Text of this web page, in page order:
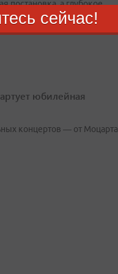
постановка, а глубокое
легендарным
юбилейная
концертов — от Моцарта
сейчас!